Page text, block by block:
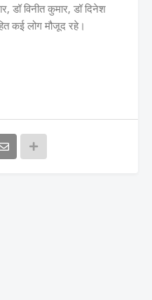
विनीत कुमार, डॉ दिनेश
कई लोग मौजूद रहे।